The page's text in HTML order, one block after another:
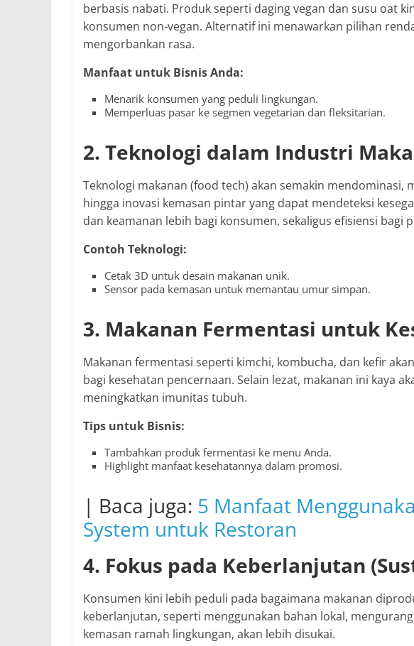
berbasis nabati. Produk seperti daging vegan dan susu oat
konsumen non-vegan. Alternatif ini menawarkan pilihan
mengorbankan rasa.
Manfaat untuk Bisnis Anda:
Menarik konsumen yang peduli lingkungan.
Memperluas pasar ke segmen vegetarian dan fleksitarian.
2. Teknologi dalam Industri
Teknologi makanan (food tech) akan semakin mendominasi,
hingga inovasi kemasan pintar yang dapat mendeteksi
dan keamanan lebih bagi konsumen, sekaligus efisiensi bagi
Contoh Teknologi:
Cetak 3D untuk desain makanan unik.
Sensor pada kemasan untuk memantau umur simpan.
3. Makanan Fermentasi untuk
Makanan fermentasi seperti kimchi, kombucha, dan kefir
bagi kesehatan pencernaan. Selain lezat, makanan ini kaya
meningkatkan imunitas tubuh.
Tips untuk Bisnis:
Tambahkan produk fermentasi ke menu Anda.
Highlight manfaat kesehatannya dalam promosi.
| Baca juga: 5 Manfaat
System untuk Restoran
4. Fokus pada Keberlanjutan
Konsumen kini lebih peduli pada bagaimana makanan
keberlanjutan, seperti menggunakan bahan lokal,
kemasan ramah lingkungan, akan lebih disukai.